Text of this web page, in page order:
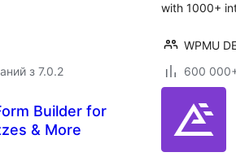
з 7.0.2
with 1000+
WPMU
600
Builder for
& More